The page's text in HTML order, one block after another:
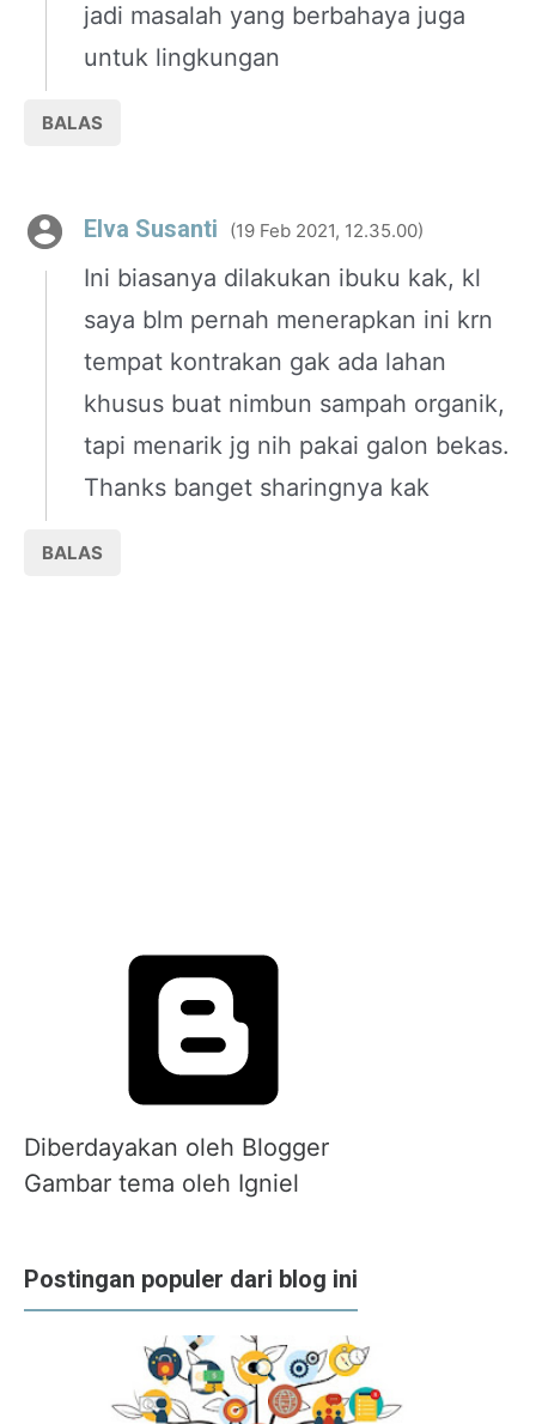
jadi masalah yang berbahaya juga
untuk lingkungan
BALAS
Elva Susanti 19 Feb 2021, 12.35.00
Ini biasanya dilakukan ibuku kak, kl
saya blm pernah menerapkan ini krn
tempat kontrakan gak ada lahan
khusus buat nimbun sampah organik,
tapi menarik jg nih pakai galon bekas.
Thanks banget sharingnya kak
BALAS
Diberdayakan oleh Blogger
Gambar tema oleh Igniel
Postingan populer dari blog ini